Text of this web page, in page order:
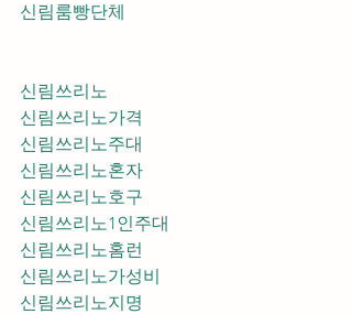
신림룸빵단체
신림쓰리노
신림쓰리노가격
신림쓰리노주대
신림쓰리노혼자
신림쓰리노호구
신림쓰리노1인주대
신림쓰리노홈런
신림쓰리노가성비
신림쓰리노지명